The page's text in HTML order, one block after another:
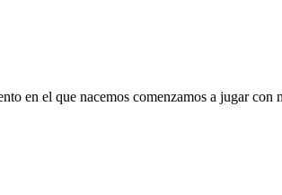
en el que nacemos comenzamos a jugar